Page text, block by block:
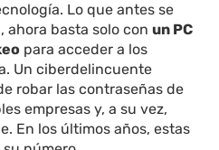
Lo que antes se
ahora basta solo conun PC
para acceder a los
Un ciberdelincuente
robar las contraseñas de
empresas y, a su vez,
En los últimos años, estas